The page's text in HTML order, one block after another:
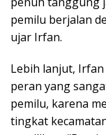
pemilu berjalan
ujar Irfan.
Lebih lanjut, Irfan
peran yang
pemilu, karena
tingkat